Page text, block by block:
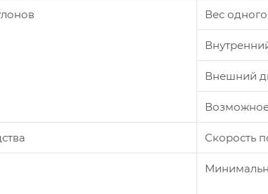
Вес
Внешний
Скорость